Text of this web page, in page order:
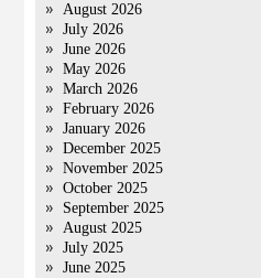
August 2026
July 2026
June 2026
May 2026
March 2026
February 2026
January 2026
December 2025
November 2025
October 2025
September 2025
August 2025
July 2025
June 2025